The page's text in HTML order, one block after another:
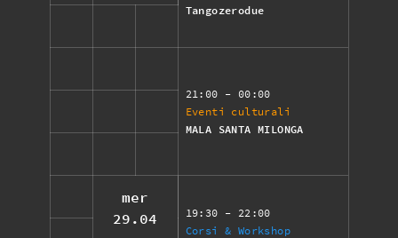
Tangozerodue
21:00 - 00:00
Eventi culturali
MALA SANTA MILONGA
mer
29.04
19:30 - 22:00
Corsi & Workshop